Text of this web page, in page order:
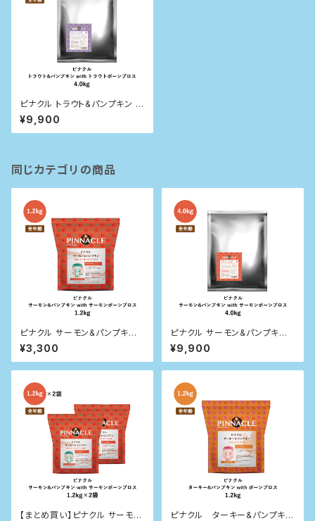
ピナクル トラウト&パンプキン w
ith トラウトボーンブロス 4.0kg
¥9,900
同じカテゴリの商品
ピナクル サーモン&パンプキン
with サーモン ボーン ブロス 1.
2kg
¥3,300
ピナクル サーモン&パンプキン
with サーモン ボーン ブロス 4.
0kg
¥9,900
【まとめ買い】ピナクル サーモン
ピナクル ターキー&パンプキン